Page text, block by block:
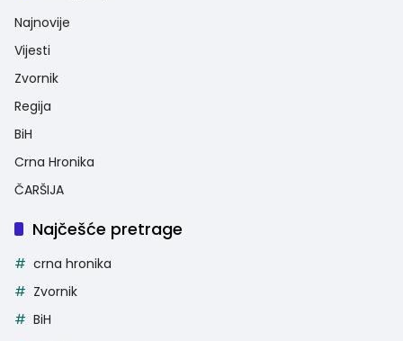
Najnovije
Vijesti
Zvornik
Regija
BiH
Crna Hronika
ČARŠIJA
Najčešće pretrage
crna hronika
Zvornik
BiH